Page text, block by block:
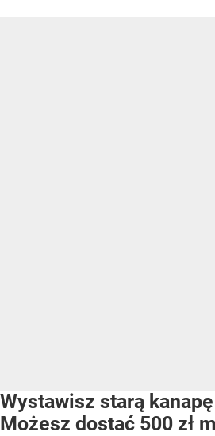
Wystawisz starą
Możesz dostać 500 zł